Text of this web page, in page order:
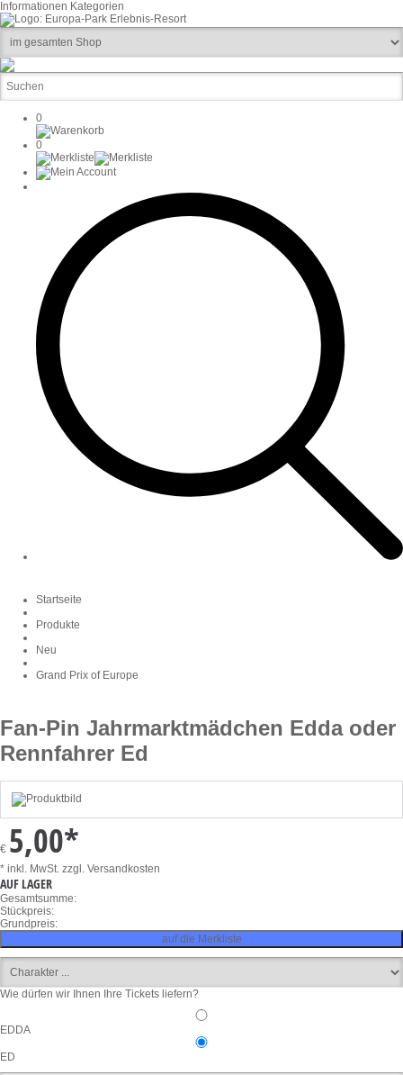
Informationen Kategorien
0
0
Startseite
Produkte
Neu
Grand Prix of Europe
Fan-Pin Jahrmarktmädchen Edda oder
Rennfahrer Ed
€ 5,00*
* inkl. MwSt. zzgl. Versandkosten
AUF LAGER
Gesamtsumme:
Stückpreis:
Grundpreis:
auf die Merkliste
Wie dürfen wir Ihnen Ihre Tickets liefern?
EDDA
ED